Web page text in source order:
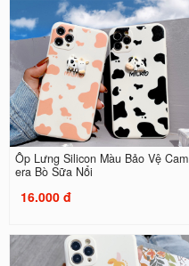
Ốp Lưng Silicon Màu Bảo Vệ Cam
era Bò Sữa Nổi
16.000 đ